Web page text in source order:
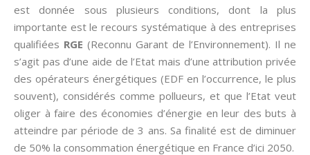
est donnée sous plusieurs conditions, dont la plus
importante est le recours systématique à des entreprises
qualifiées RGE (Reconnu Garant de l’Environnement). Il ne
s’agit pas d’une aide de l’Etat mais d’une attribution privée
des opérateurs énergétiques (EDF en l’occurrence, le plus
souvent), considérés comme pollueurs, et que l’Etat veut
oliger à faire des économies d’énergie en leur des buts à
atteindre par période de 3 ans. Sa finalité est de diminuer
de 50% la consommation énergétique en France d’ici 2050.